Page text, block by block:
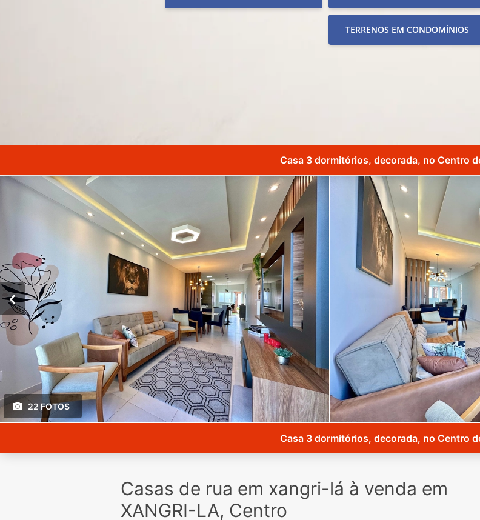
TERRENOS EM CONDOMÍNIOS
Casa 3 dormitórios, decorada, no Centro
22 FOTOS
Casa 3 dormitórios, decorada, no Centro
Casas de rua em xangri-lá à venda em
XANGRI-LA, Centro